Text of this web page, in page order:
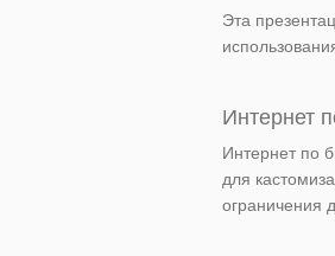
Эта
Интернет
Интернет по
для
ограничения